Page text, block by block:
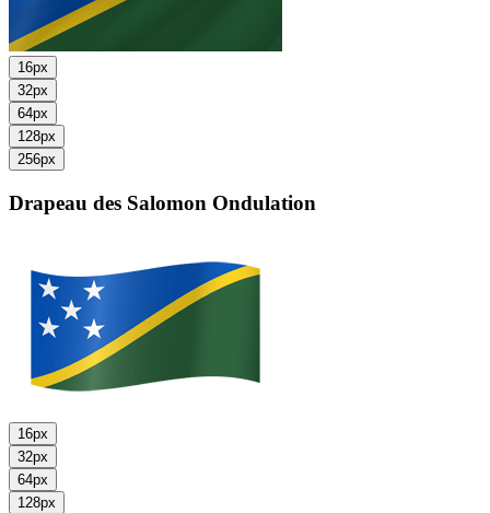
16px
32px
64px
128px
256px
Drapeau des Salomon Ondulation
16px
32px
64px
128px